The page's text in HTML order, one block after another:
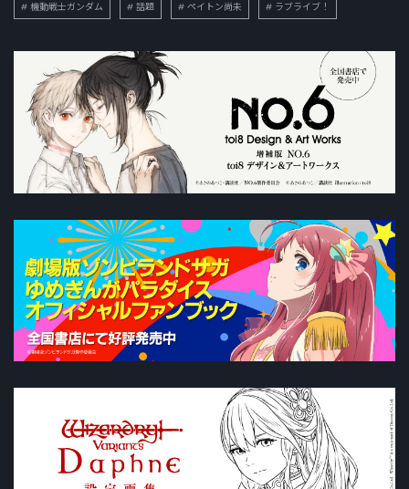
機動戦士ガンダム 話題 ペイトン尚未 ラブライブ！